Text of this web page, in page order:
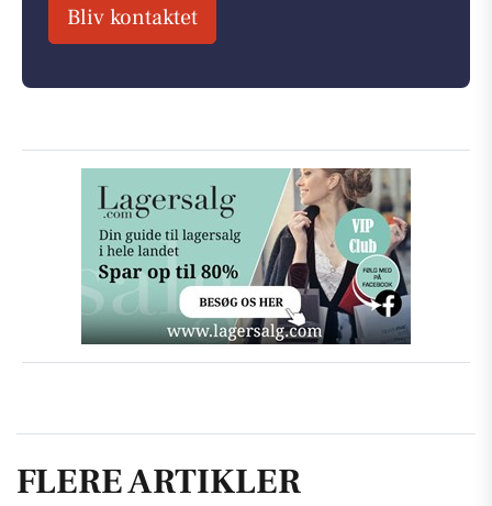
Bliv kontaktet
FLERE ARTIKLER